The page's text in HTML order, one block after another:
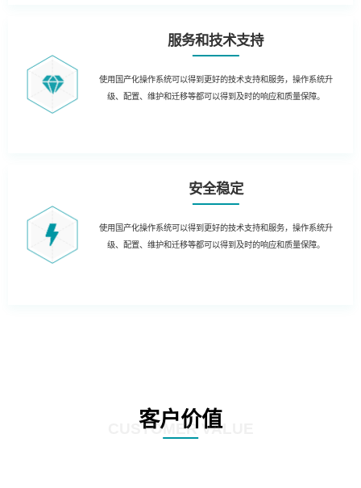
服务和技术支持
使用国产化操作系统可以得到更好的技术支持和服务，操作系统升
级、配置、维护和迁移等都可以得到及时的响应和质量保障。
安全稳定
使用国产化操作系统可以得到更好的技术支持和服务，操作系统升
级、配置、维护和迁移等都可以得到及时的响应和质量保障。
客户价值
CUSTOMER VALUE